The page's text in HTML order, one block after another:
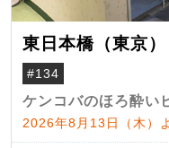
東日本橋（東京）
#134
ケンコバのほろ酔い
2026年8月13日（木）